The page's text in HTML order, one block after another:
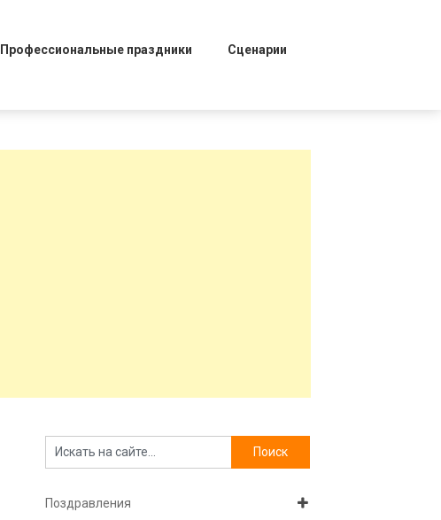
Профессиональные праздники Сценарии
Поздравления